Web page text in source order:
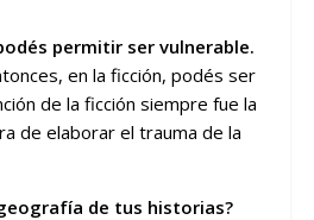
permitir ser vulnerable.
en la ficción, podés ser
de la ficción siempre fue la
de elaborar el trauma de la
de tus historias?